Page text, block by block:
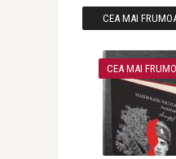
CEA MAI
CEA MAI